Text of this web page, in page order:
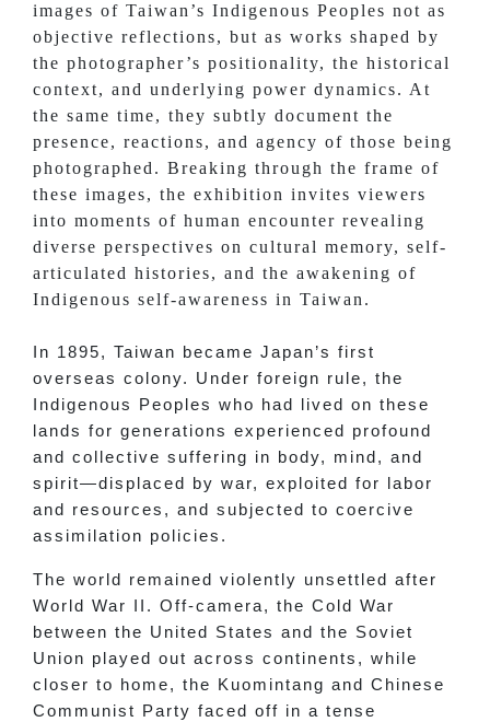
images of Taiwan’s Indigenous Peoples not as
objective reflections, but as works shaped by
the photographer’s positionality, the historical
context, and underlying power dynamics. At
the same time, they subtly document the
presence, reactions, and agency of those being
photographed. Breaking through the frame of
these images, the exhibition invites viewers
into moments of human encounter revealing
diverse perspectives on cultural memory, self-
articulated histories, and the awakening of
Indigenous self-awareness in Taiwan.
In 1895, Taiwan became Japan’s first
overseas colony. Under foreign rule, the
Indigenous Peoples who had lived on these
lands for generations experienced profound
and collective suffering in body, mind, and
spirit—displaced by war, exploited for labor
and resources, and subjected to coercive
assimilation policies.
The world remained violently unsettled after
World War II. Off-camera, the Cold War
between the United States and the Soviet
Union played out across continents, while
closer to home, the Kuomintang and Chinese
Communist Party faced off in a tense